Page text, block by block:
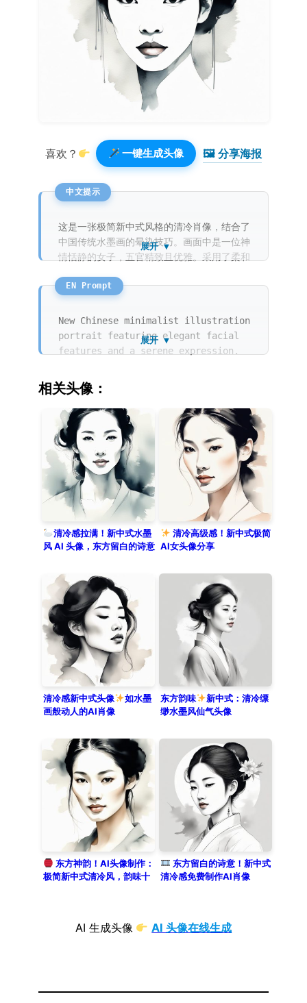
喜欢？ 一键生成头像 🖼 分享海报️
这是一张极简新中式风格的清冷肖像，结合了
中国传统水墨画的晕染技巧。画面中是一位神
情恬静的女子，五官精致且优雅。采用了柔和
彩晕染，整体色调清雅脱俗。画面注重留白，
充满了东方的禅意与诗意。背景是干净的纯
色，营造出一种不食人间烟火的高级感和静谧
氛围。
展开 ▼
New Chinese minimalist illustration
portrait featuring elegant facial
features and a serene expression.
painting style with watercolor
washes and soft brush strokes. The
composition emphasizes negative
space and delicate line art to
create an ethereal and poetic
atmosphere. The solo subject is
depicted in a front view with an
elegant, almost detached demeanor.
Set against a solid clean
background, it embodies a perfect
blend of traditional oriental
aesthetic and modern minimalism.
展开 ▼
相关头像：
清冷感拉满！新中式水墨
风 AI 头像，东方留白的诗意
清冷高级感！新中式极简
AI女头像分享
清冷感新中式头像
如水墨
画般动人的AI肖像
东方韵味
新中式：清冷缥
缈水墨风仙气头像
东方神韵！AI头像制作：
极简新中式清冷风，韵味十
东方留白的诗意！新中式
清冷感免费制作AI肖像
AI 生成头像 AI 头像在线生成